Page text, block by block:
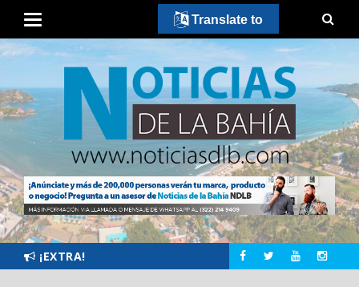
¡EXTRA!
Translate to